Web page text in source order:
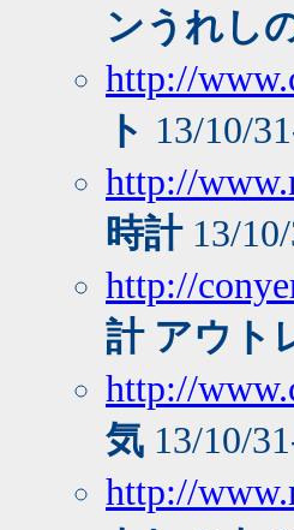
ンうれし
http://
ト 13/10/
http://
時計13/10/
http://
計 アウト
http://
気 13/10/
http://